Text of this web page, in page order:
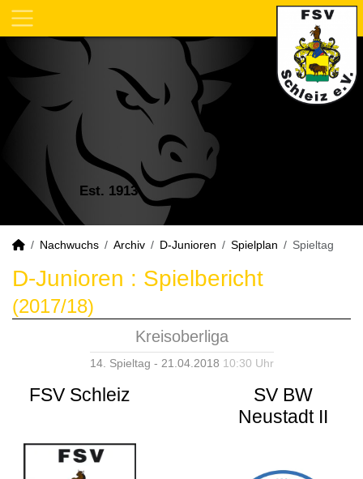
Est. 1913
Nachwuchs Archiv D-Junioren Spielplan Spieltag
D-Junioren : Spielbericht
(2017/18)
Kreisoberliga
14. Spieltag - 21.04.2018 10:30 Uhr
FSV Schleiz
SV BW
Neustadt II